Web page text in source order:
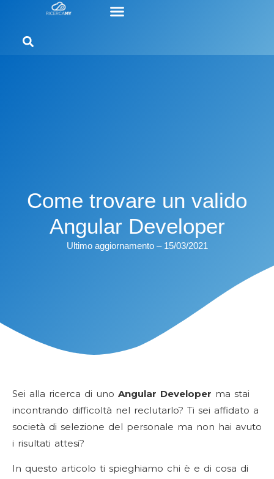
Come trovare un valido
Angular Developer
Ultimo aggiornamento – 15/03/2021
Sei alla ricerca di uno Angular Developer ma stai
incontrando difficoltà nel reclutarlo? Ti sei affidato a
società di selezione del personale ma non hai avuto
i risultati attesi?
In questo articolo ti spieghiamo chi è e di cosa di